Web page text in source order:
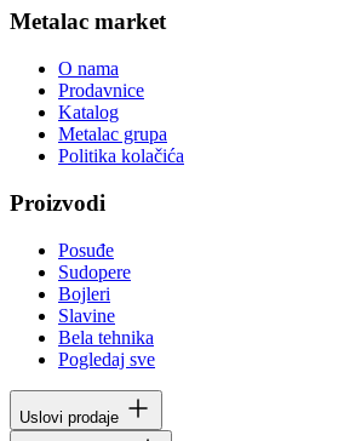
Metalac market
O nama
Prodavnice
Katalog
Metalac grupa
Politika kolačića
Proizvodi
Posuđe
Sudopere
Bojleri
Slavine
Bela tehnika
Pogledaj sve
Uslovi prodaje